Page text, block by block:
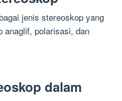
jenis stereoskop yang
anaglif, polarisasi, dan
dalam